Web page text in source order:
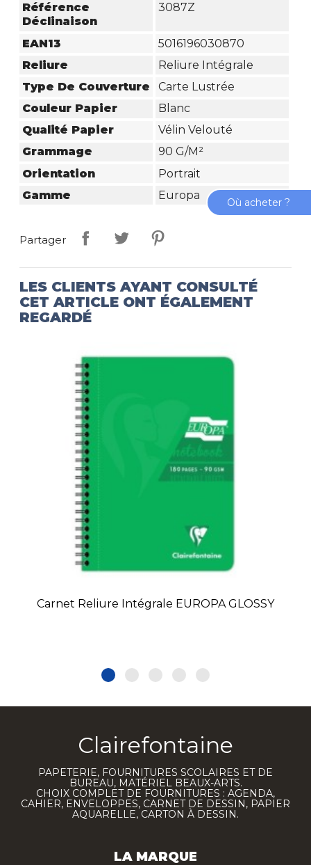
Référence
Déclinaison
3087Z
EAN13
5016196030870
Reliure
Reliure Intégrale
Type De Couverture
Carte Lustrée
Couleur Papier
Blanc
Qualité Papier
Vélin Velouté
Grammage
90 G/m²
Orientation
Portrait
Gamme
Europa
Partager
LES CLIENTS AYANT CONSULTÉ
CET ARTICLE ONT ÉGALEMENT
REGARDÉ
Carnet Reliure Intégrale EUROPA GLOSSY
Clairefontaine
PAPETERIE, FOURNITURES SCOLAIRES ET DE
BUREAU, MATÉRIEL BEAUX-ARTS.
CHOIX COMPLET DE FOURNITURES : AGENDA,
CAHIER, ENVELOPPES, CARNET DE DESSIN, PAPIER
AQUARELLE, CARTON À DESSIN.
LA MARQUE
Où acheter ?